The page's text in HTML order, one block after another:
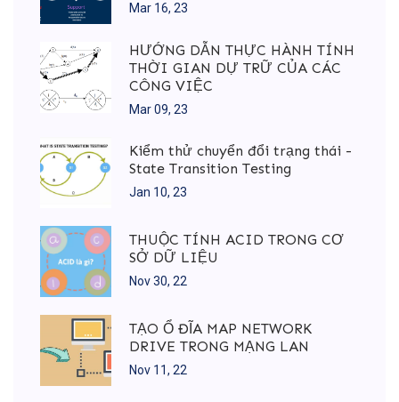
Mar 16, 23
HƯỚNG DẪN THỰC HÀNH TÍNH
THỜI GIAN DỰ TRỮ CỦA CÁC
CÔNG VIỆC
Mar 09, 23
Kiểm thử chuyển đổi trạng thái -
State Transition Testing
Jan 10, 23
THUỘC TÍNH ACID TRONG CƠ
SỞ DỮ LIỆU
Nov 30, 22
TẠO Ổ ĐĨA MAP NETWORK
DRIVE TRONG MẠNG LAN
Nov 11, 22